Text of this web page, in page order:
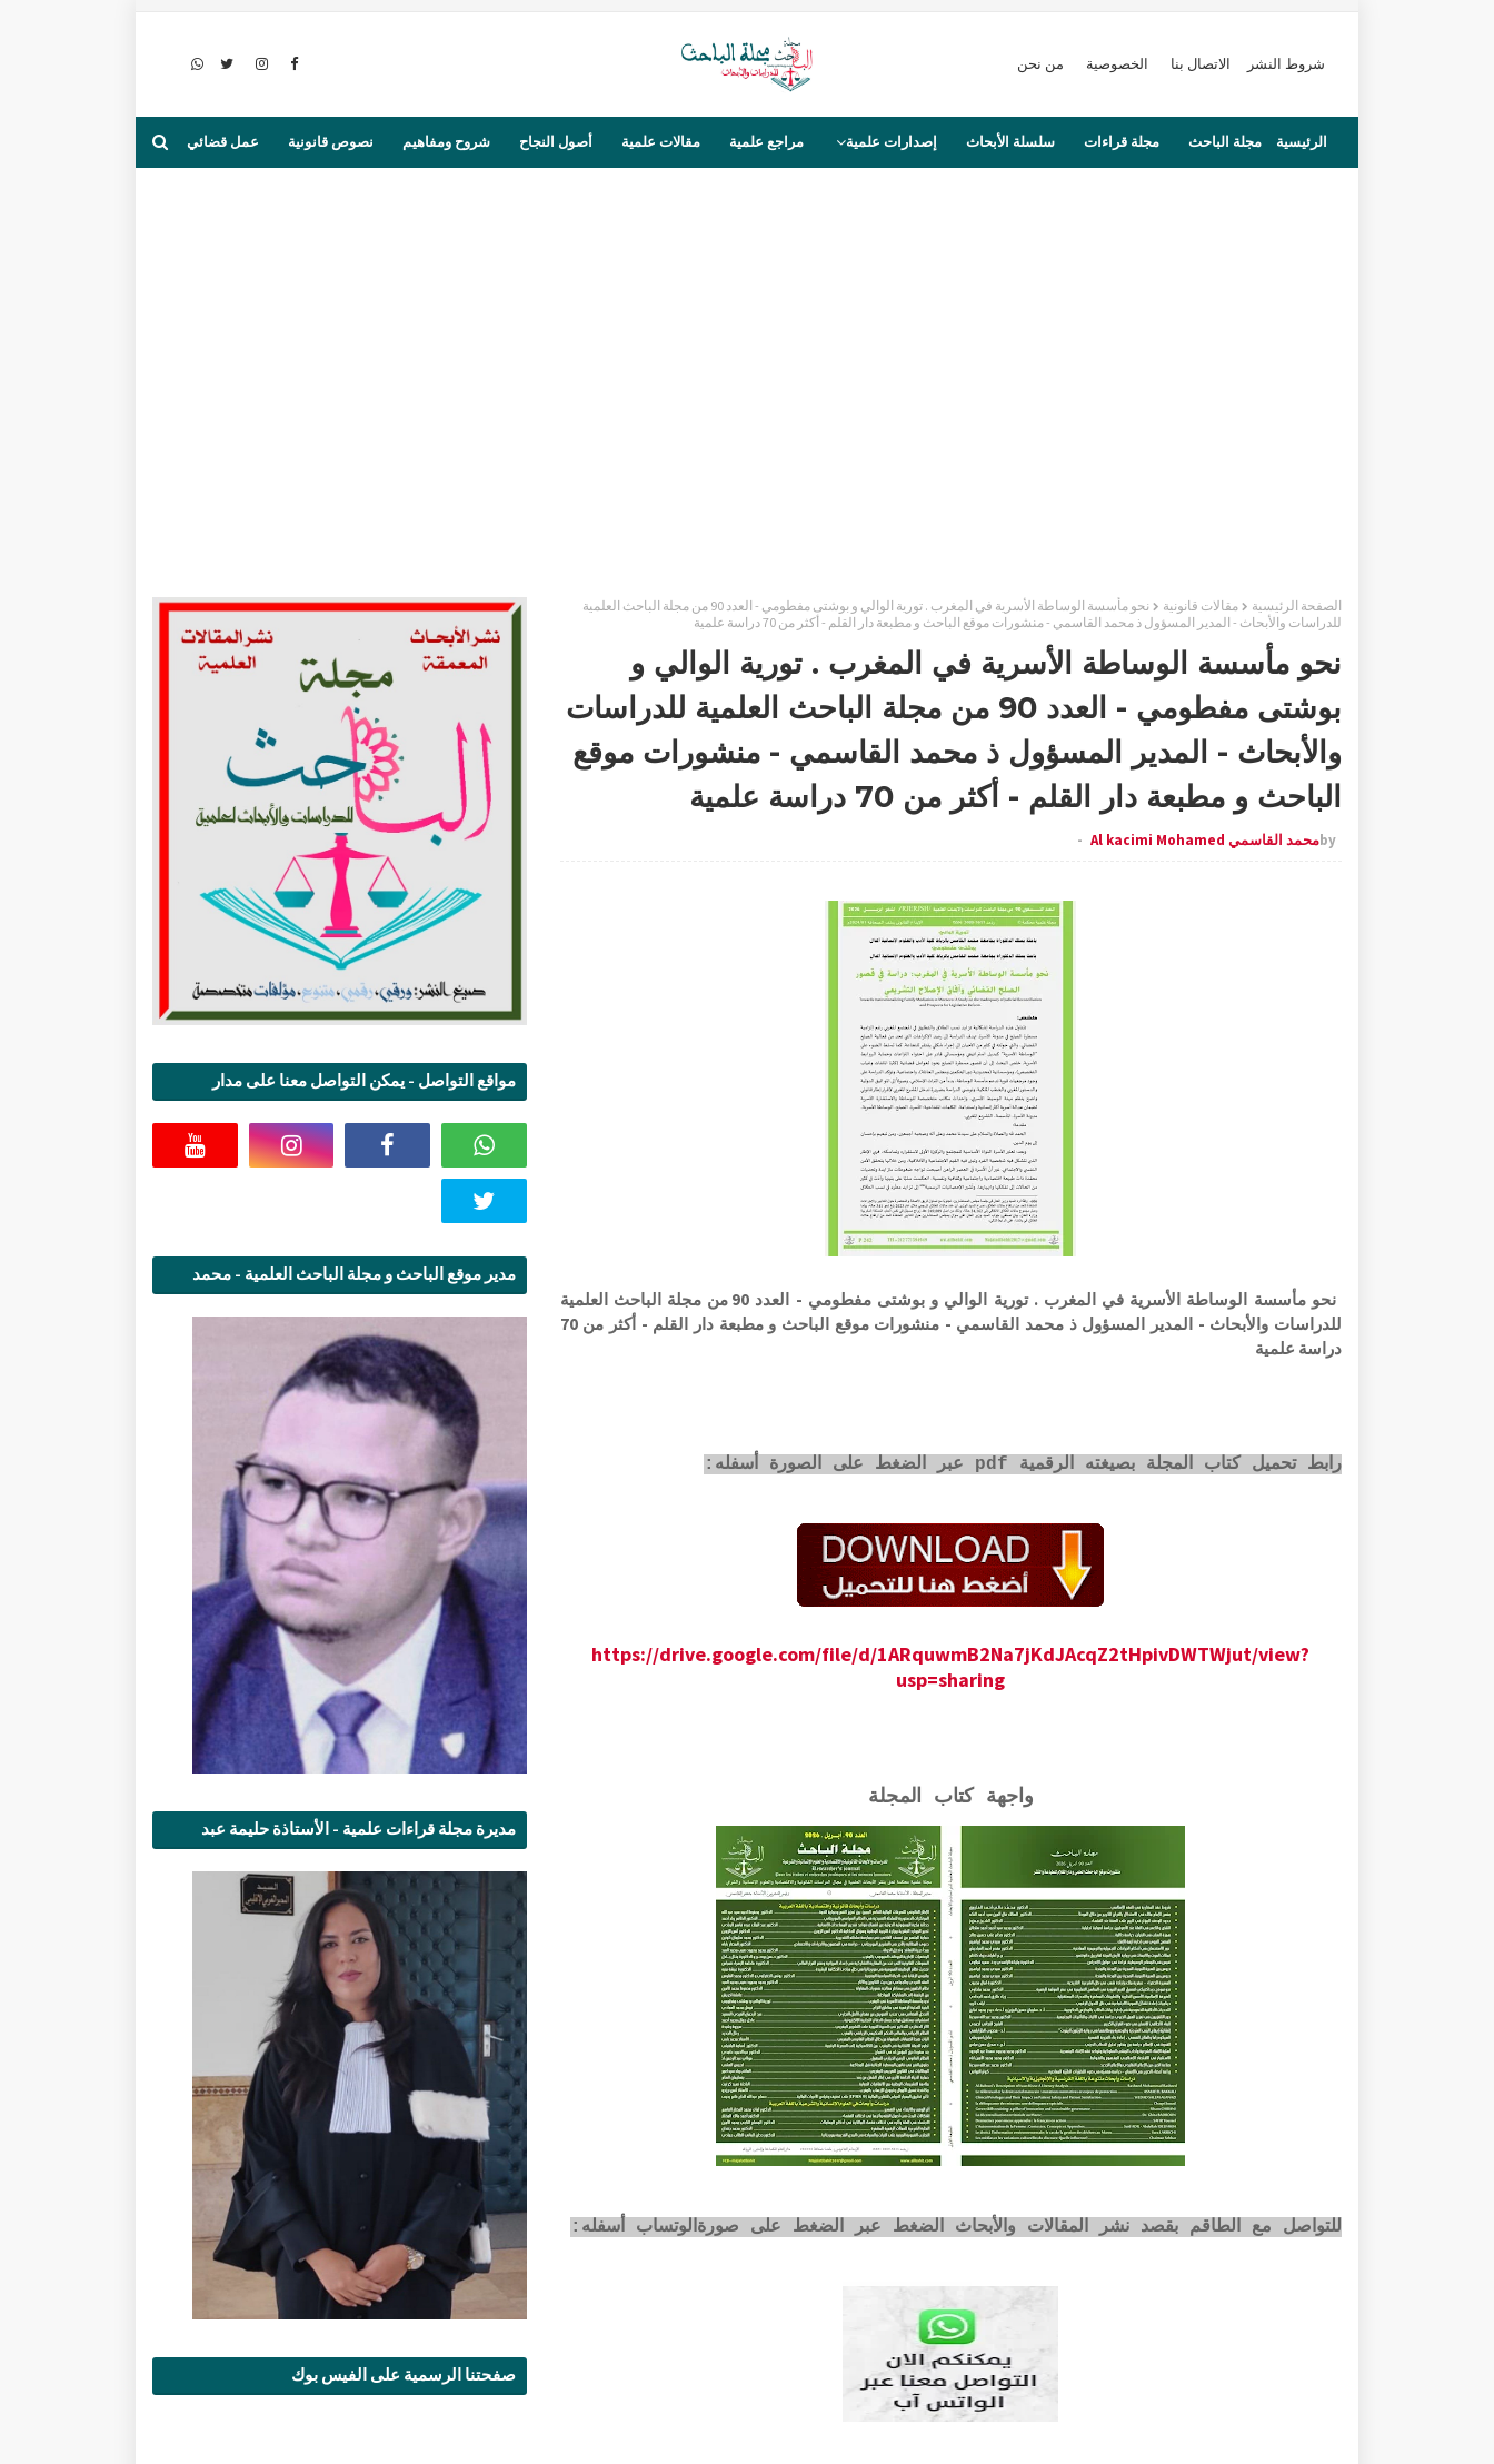
شروط النشر الاتصال بنا الخصوصية من نحن
الرئيسية مجلة الباحث مجلة قراءات سلسلة الأبحاث إصدارات علمية مراجع علمية مقالات علمية أصول النجاح شروح ومفاهيم نصوص قانونية عمل قضائي
الصفحة الرئيسية مقالات قانونية
نحو مأسسة الوساطة الأسرية في المغرب . تورية الوالي و بوشتى مفطومي - العدد 90 من مجلة الباحث العلمية
للدراسات والأبحاث - المدير المسؤول ذ محمد القاسمي - منشورات موقع الباحث و مطبعة دار القلم - أكثر من 70 دراسة علمية
نحو مأسسة الوساطة الأسرية في المغرب . تورية الوالي و
بوشتى مفطومي - العدد 90 من مجلة الباحث العلمية للدراسات
والأبحاث - المدير المسؤول ذ محمد القاسمي - منشورات موقع
الباحث و مطبعة دار القلم - أكثر من 70 دراسة علمية
byمحمد القاسمي Al kacimi Mohamed
نحو مأسسة الوساطة الأسرية في المغرب . تورية الوالي و بوشتى مفطومي - العدد 90 من مجلة الباحث العلمية
للدراسات والأبحاث - المدير المسؤول ذ محمد القاسمي - منشورات موقع الباحث و مطبعة دار القلم - أكثر من 70
دراسة علمية
رابط تحميل كتاب المجلة بصيغته الرقمية pdf عبر الضغط على الصورة أسفله:
https://drive.google.com/file/d/1ARquwmB2Na7jKdJAcqZ2tHpivDWTWjut/view?
usp=sharing
واجهة كتاب المجلة
للتواصل مع الطاقم بقصد نشر المقالات والأبحاث الضغط عبر الضغط على صورةالوتساب أسفله:
مواقع التواصل - يمكن التواصل معنا على مدار
مدير موقع الباحث و مجلة الباحث العلمية - محمد
مديرة مجلة قراءات علمية - الأستاذة حليمة عبد
صفحتنا الرسمية على الفيس بوك